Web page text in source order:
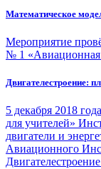
Математическое
Мероприятие
№ 1 «Авиационная
Двигателестроение:
5 декабря 2018
для учителей»
двигатели и
Авиационного